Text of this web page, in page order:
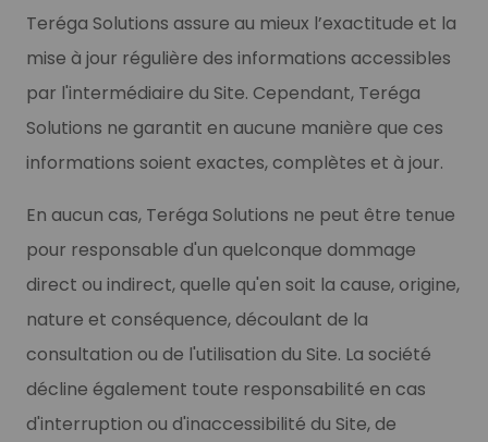
Teréga Solutions assure au mieux l’exactitude et la
mise à jour régulière des informations accessibles
par l'intermédiaire du Site. Cependant, Teréga
Solutions ne garantit en aucune manière que ces
informations soient exactes, complètes et à jour.
En aucun cas, Teréga Solutions ne peut être tenue
pour responsable d'un quelconque dommage
direct ou indirect, quelle qu'en soit la cause, origine,
nature et conséquence, découlant de la
consultation ou de l'utilisation du Site. La société
décline également toute responsabilité en cas
d'interruption ou d'inaccessibilité du Site, de